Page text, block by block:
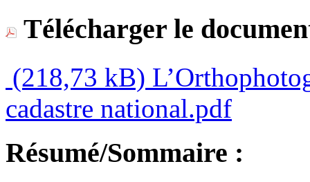
Télécharger le
(218,73 kB)
cadastre national.pdf
Résumé/Sommaire :